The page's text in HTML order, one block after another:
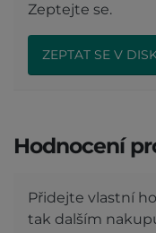
Zeptejte se.
ZEPTAT SE V
Hodnocení
Přidejte vlastní
tak dalším